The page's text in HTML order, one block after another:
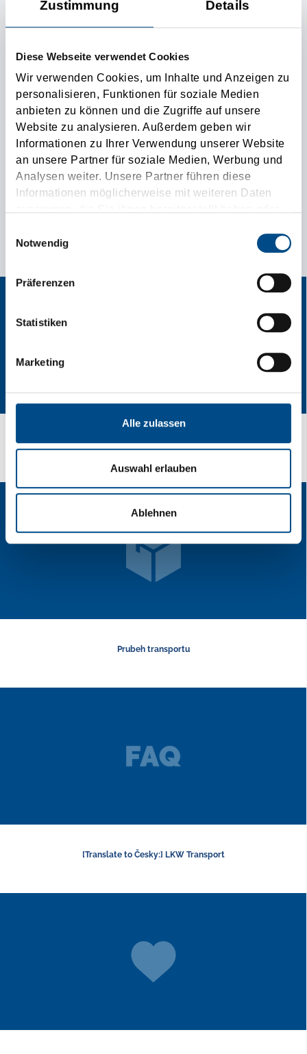
Zustimmung Details
Diese Webseite verwendet Cookies
Wir verwenden Cookies, um Inhalte und Anzeigen zu
personalisieren, Funktionen für soziale Medien
anbieten zu können und die Zugriffe auf unsere
Website zu analysieren. Außerdem geben wir
Informationen zu Ihrer Verwendung unserer Website
an unsere Partner für soziale Medien, Werbung und
Analysen weiter. Unsere Partner führen diese
Informationen möglicherweise mit weiteren Daten
zusammen, die Sie ihnen bereitgestellt haben oder
gesammelt haben.
Notwendig
Präferenzen
Statistiken
Marketing
Alle zulassen
Auswahl erlauben
Ablehnen
Web design
Web concept
Technical implementation
Preparation and entry of contents
Další informace
Poptavka
Prubeh transportu
[Translate to Česky:] LKW Transport